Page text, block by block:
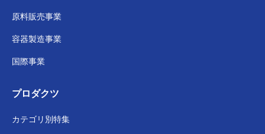
原料販売事業
容器製造事業
国際事業
プロダクツ
カテゴリ別特集